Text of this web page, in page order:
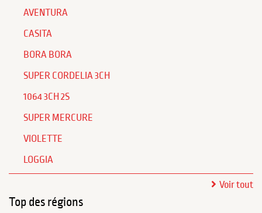
AVENTURA
CASITA
BORA BORA
SUPER CORDELIA 3CH
1064 3CH 2S
SUPER MERCURE
VIOLETTE
LOGGIA
Voir tout
Top des régions